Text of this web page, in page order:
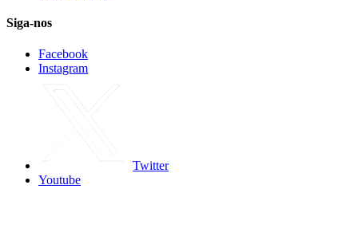
Siga-nos
Facebook
Instagram
Twitter
Youtube